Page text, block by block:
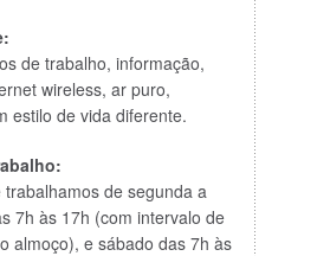
de trabalho, informação,
wireless, ar puro,
estilo de vida diferente.
trabalhamos de segunda a
7h às 17h (com intervalo de
almoço), e sábado das 7h às